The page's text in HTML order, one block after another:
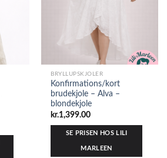
BRYLLUPSKJOLER
Konfirmations/kort
brudekjole – Alva –
blondekjole
kr.1,399.00
SE PRISEN HOS LILI
MARLEEN